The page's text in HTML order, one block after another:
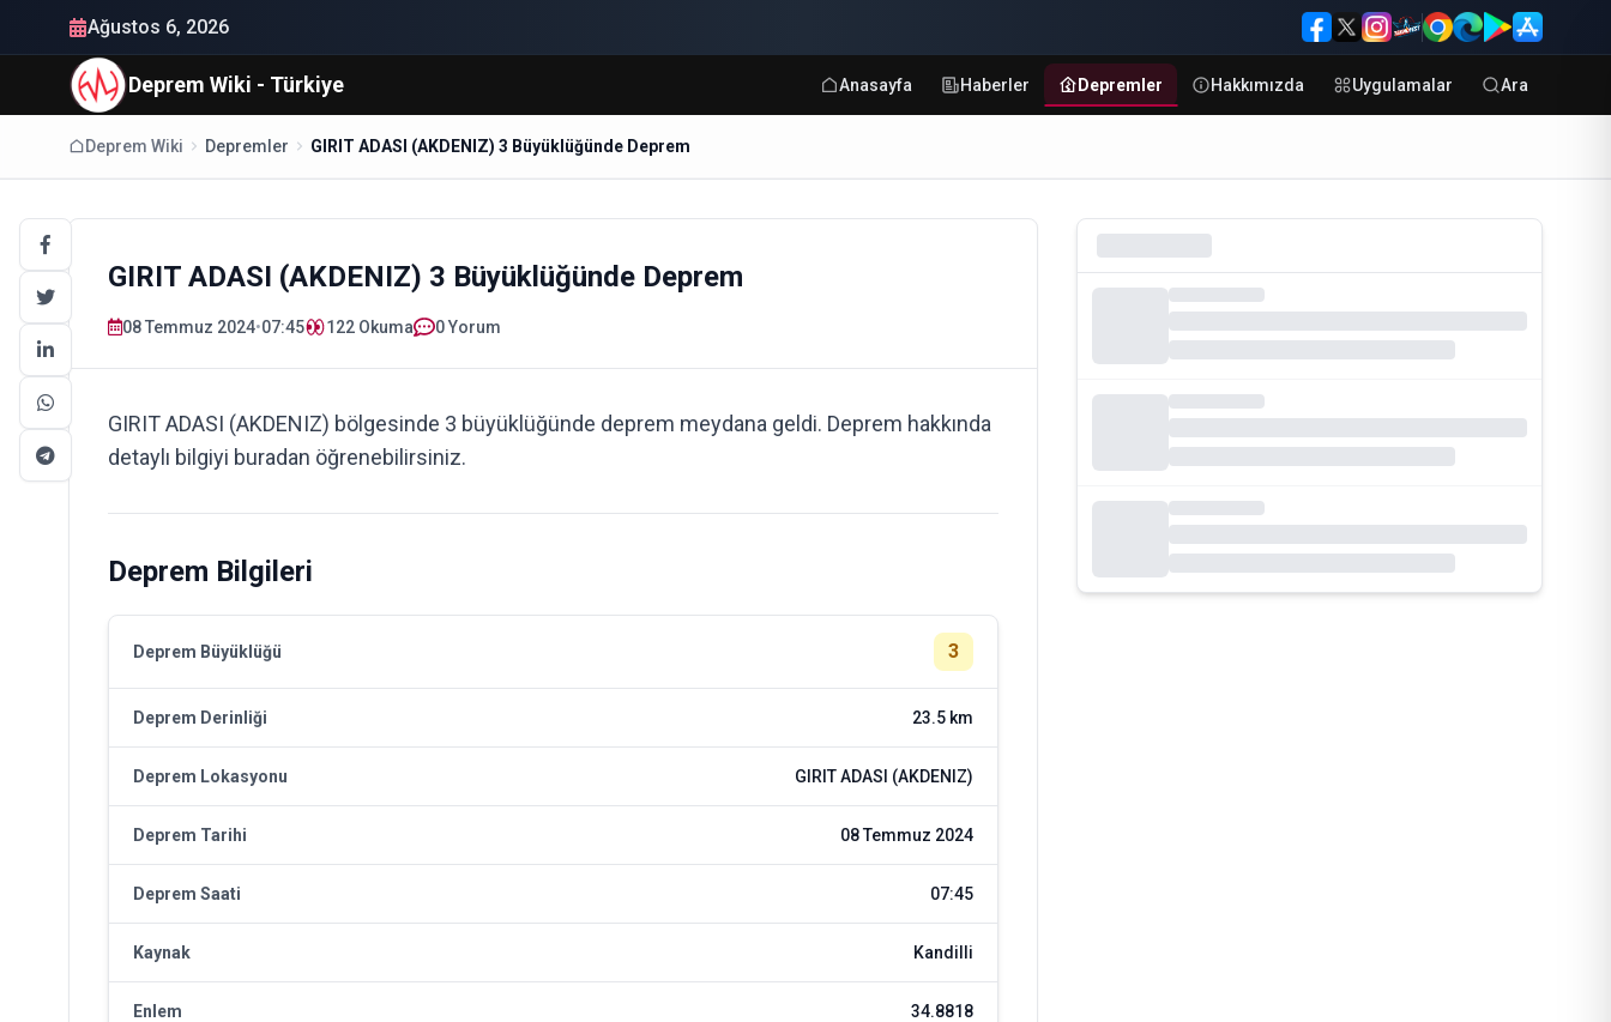
Ağustos 6, 2026
Deprem Wiki - Türkiye Anasayfa Haberler Depremler Hakkımızda Uygulamalar Ara
Deprem Wiki Depremler GIRIT ADASI (AKDENIZ) 3 Büyüklüğünde Deprem
GIRIT ADASI (AKDENIZ) 3 Büyüklüğünde Deprem
08 Temmuz 2024•07:45 122 Okuma 0 Yorum
GIRIT ADASI (AKDENIZ) bölgesinde 3 büyüklüğünde deprem meydana geldi. Deprem hakkında
detaylı bilgiyi buradan öğrenebilirsiniz.
Deprem Bilgileri
Deprem Büyüklüğü 3
Deprem Derinliği 23.5 km
Deprem Lokasyonu GIRIT ADASI (AKDENIZ)
Deprem Tarihi 08 Temmuz 2024
Deprem Saati 07:45
Kaynak Kandilli
Enlem 34.8818